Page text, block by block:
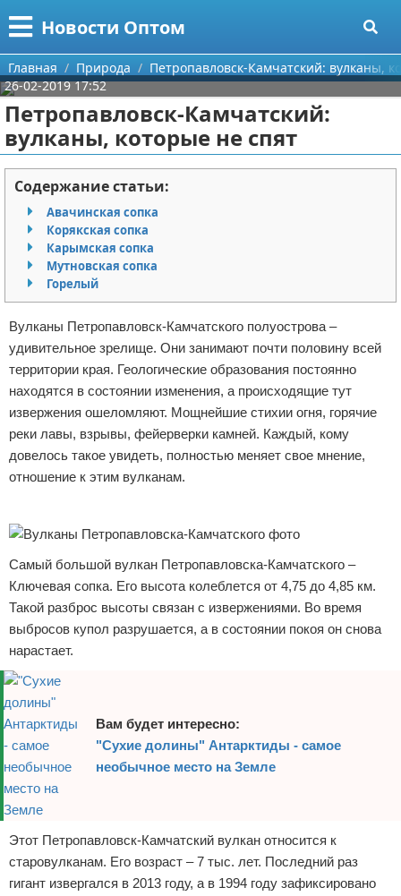
Новости Оптом
Меню
Главная
Категории
Информационные технологии
Автомобили
Знаменитости
Политика
Природа
Философия
Культура
Экономика
Разное
Поиск
О проекте
Контакты
Сотрудничество
Размещение рекламы
Для правообладателей
Условия предоставления информации
Отказ от ответственности
Главная Природа
Петропавловск-Камчатский: вулканы,
26-02-2019 17:52
Петропавловск-Камчатский:
вулканы, которые не спят
Содержание статьи:
Авачинская сопка
Корякская сопка
Карымская сопка
Мутновская сопка
Горелый
Вулканы Петропавловск-Камчатского полуострова –
удивительное зрелище. Они занимают почти половину всей
территории края. Геологические образования постоянно
находятся в состоянии изменения, а происходящие тут
извержения ошеломляют. Мощнейшие стихии огня, горячие
реки лавы, взрывы, фейерверки камней. Каждый, кому
довелось такое увидеть, полностью меняет свое мнение,
отношение к этим вулканам.
Самый большой вулкан Петропавловска-Камчатского –
Ключевая сопка. Его высота колеблется от 4,75 до 4,85 км.
Такой разброс высоты связан с извержениями. Во время
выбросов купол разрушается, а в состоянии покоя он снова
нарастает.
Вам будет интересно:
"Сухие долины" Антарктиды - самое
необычное место на Земле
Этот Петропавловск-Камчатский вулкан относится к
старовулканам. Его возраст – 7 тыс. лет. Последний раз
гигант извергался в 2013 году, а в 1994 году зафиксировано